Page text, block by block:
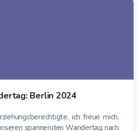
Ber­lin 2024
ich freue mich,
span­nen­den Wan­der­tag nach